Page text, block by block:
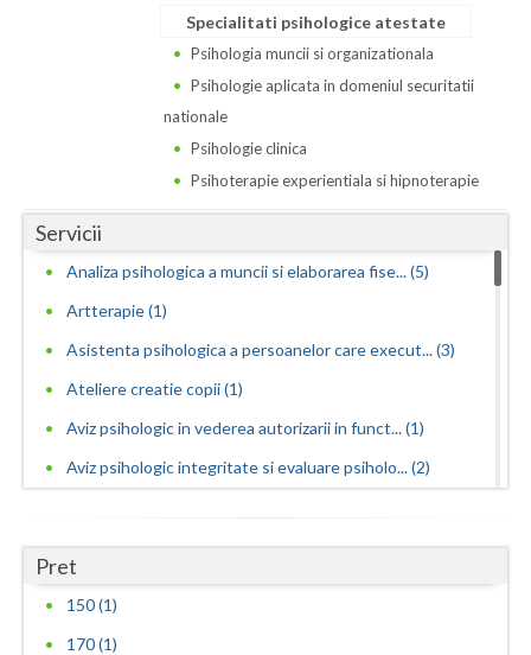
Specialitati psihologice atestate
Psihologia muncii si organizationala
Psihologie aplicata in domeniul securitatii
nationale
Psihologie clinica
Psihoterapie experientiala si hipnoterapie
Servicii
Analiza psihologica a muncii si elaborarea fise... (5)
Artterapie (1)
Asistenta psihologica a persoanelor care execut... (3)
Ateliere creatie copii (1)
Aviz psihologic in vederea autorizarii in funct... (1)
Aviz psihologic integritate si evaluare psiholo... (2)
Aviz psihologic pentru incadrarea in grad de ha... (7)
Pret
150 (1)
170 (1)